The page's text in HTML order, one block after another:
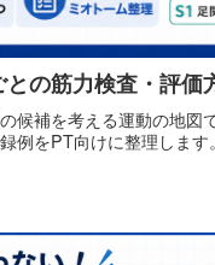
の筋力検査・評価
候補を考える運動の地図
例をPT向けに整理します。